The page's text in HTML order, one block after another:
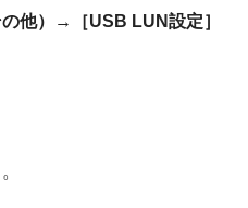
の他）→［USB LUN設定］